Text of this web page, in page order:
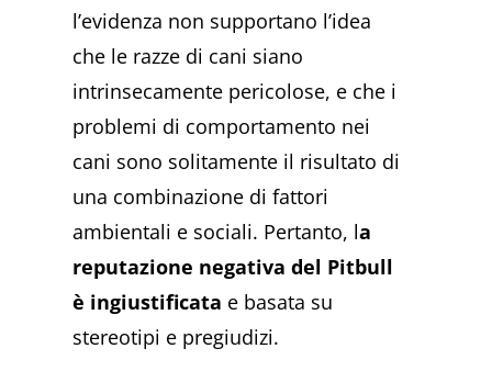
l’evidenza non supportano l’idea
che le razze di cani siano
intrinsecamente pericolose, e che i
problemi di comportamento nei
cani sono solitamente il risultato di
una combinazione di fattori
ambientali e sociali. Pertanto, la
reputazione negativa del Pitbull
è ingiustificata e basata su
stereotipi e pregiudizi.